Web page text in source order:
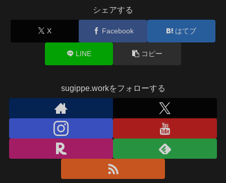
シェアする
X Facebook はてブ
LINE コピー
sugippe.workをフォローする